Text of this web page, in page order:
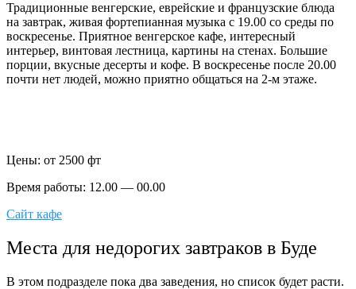
Традиционные венгерские, еврейские и французские блюда
на завтрак, живая фортепианная музыка с 19.00 со среды по
воскресенье. Приятное венгерское кафе, интересный
интерьер, винтовая лестница, картины на стенах. Большие
порции, вкусные десерты и кофе. В воскресенье после 20.00
почти нет людей, можно приятно общаться на 2-м этаже.
Цены: от 2500 фт
Время работы: 12.00 — 00.00
Сайт кафе
Места для недорогих завтраков в Буде
В этом подразделе пока два заведения, но список будет расти.